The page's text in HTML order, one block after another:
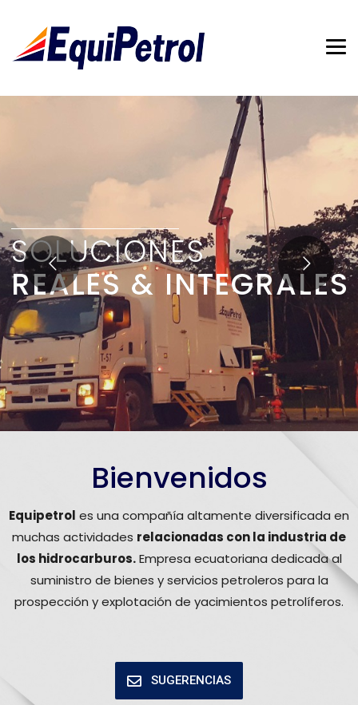
REALES & INTEGRALES
SOLUCIONES
Bienvenidos
Equipetrol es una compañía altamente diversificada en
muchas actividades relacionadas con la industria de
los hidrocarburos.Empresa ecuatoriana dedicada al
suministro de bienes y servicios petroleros para la
prospección y explotación de yacimientos petrolíferos.
SUGERENCIAS